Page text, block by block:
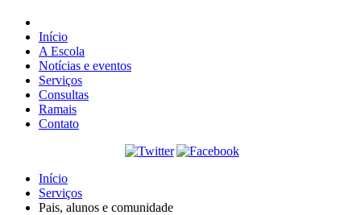
Início
A Escola
Notícias e eventos
Serviços
Consultas
Ramais
Contato
Início
Serviços
Pais, alunos e comunidade